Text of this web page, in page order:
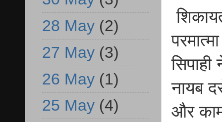
नायब
और
28 May (2)
27 May (3)
26 May (1)
25 May (4)